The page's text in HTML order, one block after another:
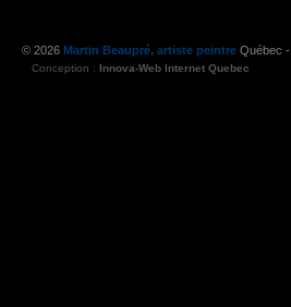
© 2026 Martin Beaupré, artiste peintre Québec
Conception : Innova-Web Internet Quebec